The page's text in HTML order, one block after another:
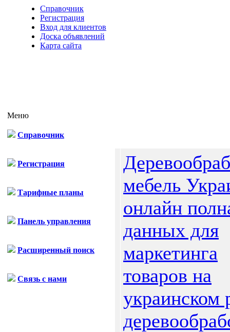
Справочник
Регистрация
Вход для клиентов
Доска объявлений
Карта сайта
Меню
Справочник
Регистрация
Тарифные планы
Панель управления
Расширенный поиск
Связь с нами
мебель
онлайн
данных для
маркетинга
товаров на
украинском